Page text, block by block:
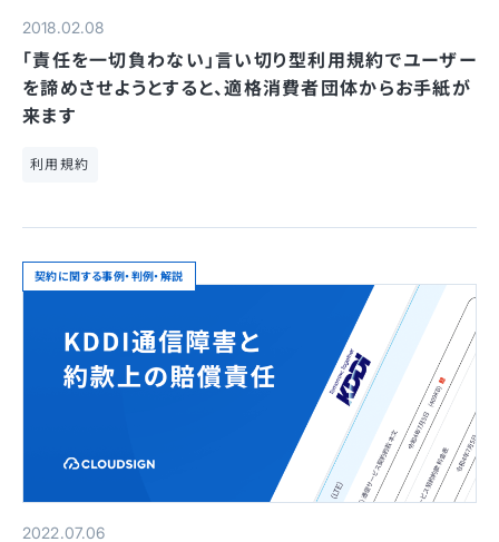
2018.02.08
「責任を一切負わない」言い切り型利用規約でユーザー
を諦めさせようとすると、適格消費者団体からお手紙が
来ます
利用規約
契約に関する事例・判例・解説
2022.07.06